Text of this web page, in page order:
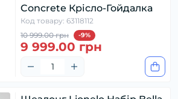
Concrete Крісло-Гойдалка
Код товару: 63118112
10 999.00 грн
-9%
9 999.00 грн